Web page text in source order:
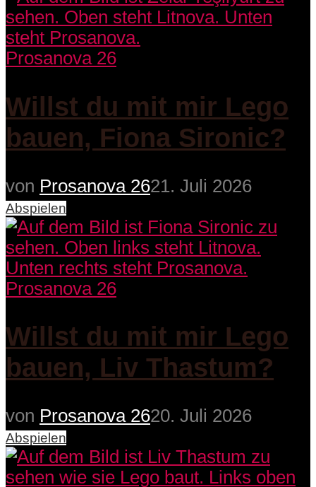
Prosanova 26
Willst du mit mir Lego
bauen, Fiona Sironic?
von Prosanova 2621. Juli 2026
Abspielen
Prosanova 26
Willst du mit mir Lego
bauen, Liv Thastum?
von Prosanova 2620. Juli 2026
Abspielen